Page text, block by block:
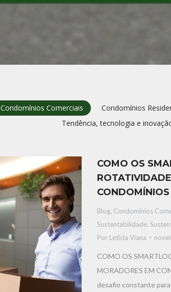
Condomínios Comerciais Condomínios
Tendência, tecnologia e
COMO OS
CONDOMÍNIOS
Blog, Condomínios
Sustentabilidade,
Por Leticia Viana
COMO OS
MORADORES EM
desafio constante